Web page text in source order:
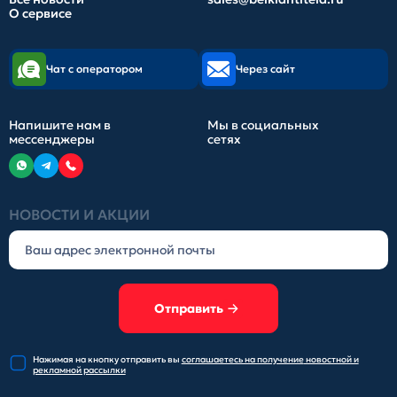
О сервисе
НОВОСТИ И АКЦИИ
Отправить
Нажимая на кнопку отправитьвы соглашаетесь на получениеновостной и
рекламной рассылки
Чат с оператором Через сайт
Напишите нам в
мессенджеры
Мы в социальных
сетях